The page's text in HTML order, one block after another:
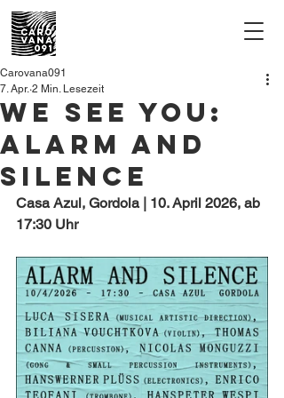
WE SEE YOU:
Alarm and
Silence
Carovana091
7. Apr. 2 Min. Lesezeit
Casa Azul, Gordola | 10. April 2026, ab
17:30 Uhr